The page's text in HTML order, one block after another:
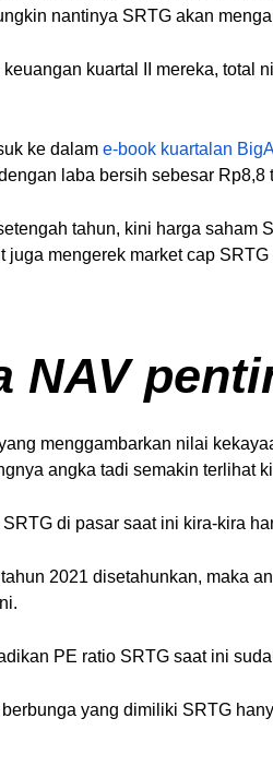
nantinya SRTG akan
kuartal II mereka, total
ke dalam e-book kuartalan
laba bersih sebesar Rp8,8
tahun, kini harga saham
juga mengerek market cap
NAV
menggambarkan nilai
angka tadi semakin terlihat
SRTG di pasar saat ini kira-kira
2021 disetahunkan, maka
PE ratio SRTG saat ini
yang dimiliki SRTG